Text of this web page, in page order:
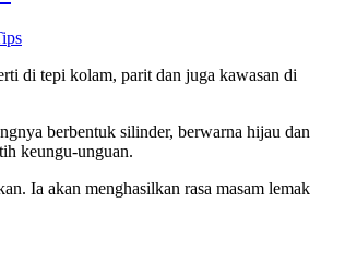
di tepi kolam, parit dan juga kawasan di
berbentuk silinder, berwarna hijau dan
keungu-unguan.
Ia akan menghasilkan rasa masam lemak